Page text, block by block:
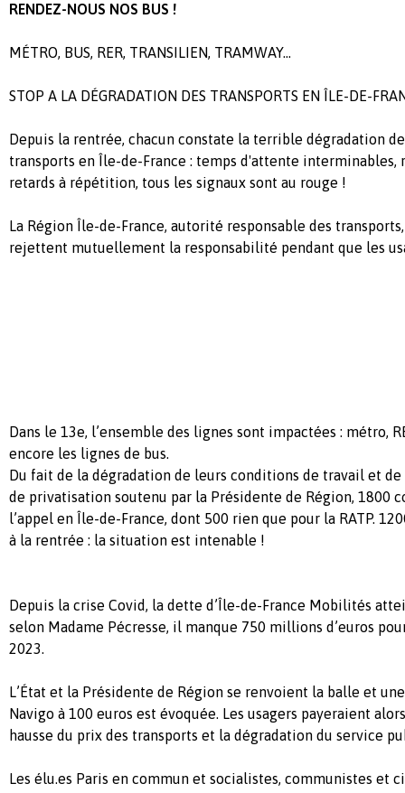
RENDEZ-NOUS NOS BUS !
MÉTRO, BUS, RER, TRANSILIEN, TRAMWAY...
STOP A LA DÉGRADATION DES TRANSPORTS EN ÎLE-DE-
Depuis la rentrée, chacun constate la terrible dégradation
transports en Île-de-France : temps d'attente interminables,
retards à répétition, tous les signaux sont au rouge !
La Région Île-de-France, autorité responsable des transports,
rejettent mutuellement la responsabilité pendant que les
Dans le 13e, l’ensemble des lignes sont impactées : métro,
encore les lignes de bus.
Du fait de la dégradation de leurs conditions de travail et de
de privatisation soutenu par la Présidente de Région, 1800
l’appel en Île-de-France, dont 500 rien que pour la RATP.
à la rentrée : la situation est intenable !
Depuis la crise Covid, la dette d’Île-de-France Mobilités
selon Madame Pécresse, il manque 750 millions d’euros
2023.
L’État et la Présidente de Région se renvoient la balle et
Navigo à 100 euros est évoquée. Les usagers payeraient
hausse du prix des transports et la dégradation du service
Les élu.es Paris en commun et socialistes, communistes et